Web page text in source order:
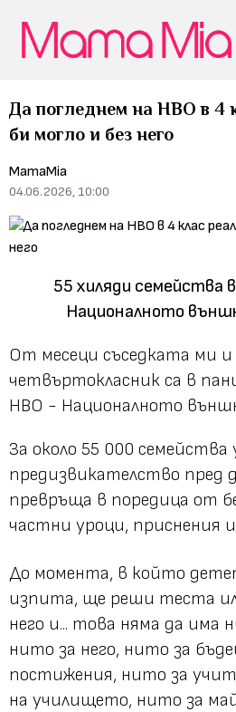
Да погледнем на НВО в 4
би могло и без него
MamaMia
04.06.2026, 10:00
55 хиляди семейства
Националното
От месеци съседката ми
четвъртокласник са в
НВО - Националното
За около 55 000 семейства
предизвикателство пред
превръща в поредица от
частни уроци, приснения
До момента, в който
изпита, ще реши теста
него и... това няма да има
нито за него, нито за
постижения, нито за
на училището, нито за